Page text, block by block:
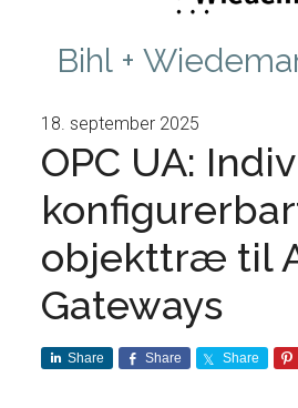
Bihl +
18. september 2025
OPC UA:
objekttræ til
Gateways
Share Share Share